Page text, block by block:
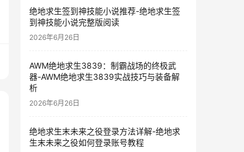
绝地求生签到神技能小说推荐-绝地求生签
到神技能小说完整版阅读
2026年6月26日
AWM绝地求生3839：制霸战场的终极武
器-AWM绝地求生3839实战技巧与装备解
析
2026年6月26日
绝地求生末未来之役登录方法详解-绝地求
生末未来之役如何登录账号教程